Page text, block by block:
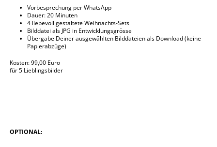
Vorbesprechung per WhatsApp
Dauer: 20 Minuten
4 liebevoll gestaltete Weihnachts-Sets
Bilddatei als JPG in Entwicklungsgrösse
Übergabe Deiner ausgewählten Bilddateien als Download (keine
Papierabzüge)
Kosten: 99,00 Euro
für 5 Lieblingsbilder
OPTIONAL: